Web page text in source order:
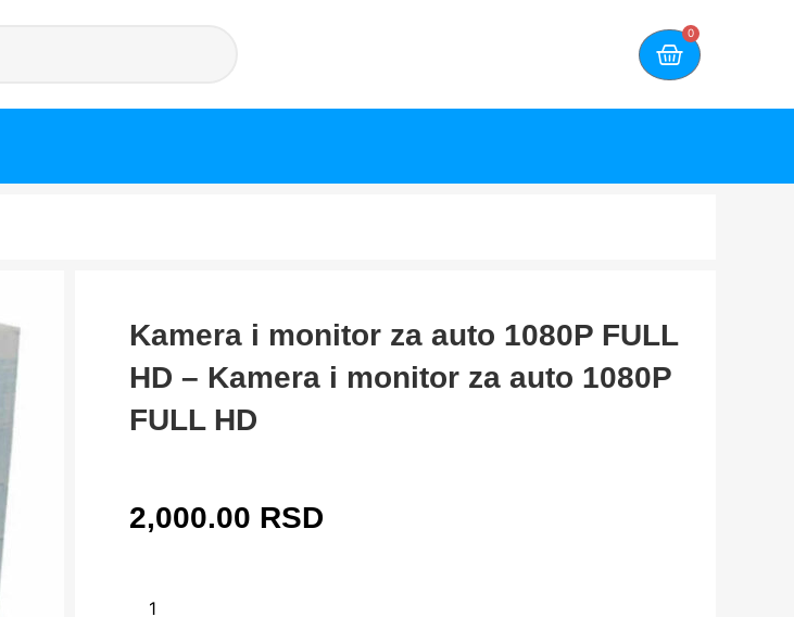
0
Kamera i monitor za auto 1080P FULL
HD – Kamera i monitor za auto 1080P
FULL HD
2,000.00 RSD